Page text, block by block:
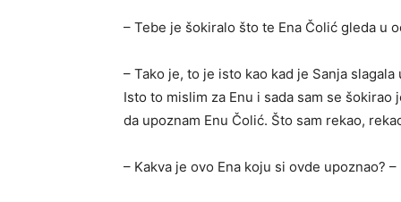
– Tebe je šokiralo što te Ena Čolić gleda u
– Tako je, to je isto kao kad je Sanja
Isto to mislim za Enu i sada sam se
da upoznam Enu Čolić. Što sam rekao,
– Kakva je ovo Ena koju si ovde upoznao?